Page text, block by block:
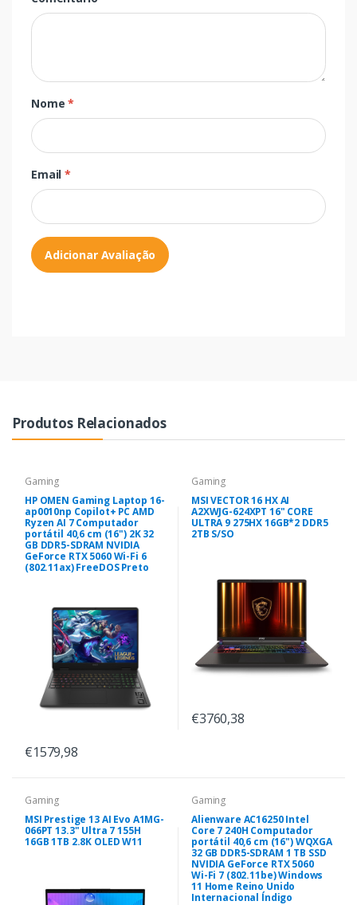
Nome*
Email*
Adicionar Avaliação
Produtos Relacionados
Gaming
HP OMEN Gaming Laptop 16-
ap0010np Copilot+ PC AMD
Ryzen AI 7 Computador
portátil 40,6 cm (16") 2K 32
GB DDR5-SDRAM NVIDIA
GeForce RTX 5060 Wi-Fi 6
(802.11ax) FreeDOS Preto
€1579,98
Gaming
MSI VECTOR 16 HX AI
A2XWJG-624XPT 16" CORE
ULTRA 9 275HX 16GB*2 DDR5
2TB S/SO
€3760,38
Gaming
MSI Prestige 13 AI Evo A1MG-
066PT 13.3" Ultra 7 155H
16GB 1TB 2.8K OLED W11
Gaming
Alienware AC16250 Intel
Core 7 240H Computador
portátil 40,6 cm (16") WQXGA
32 GB DDR5-SDRAM 1 TB SSD
NVIDIA GeForce RTX 5060
Wi-Fi 7 (802.11be) Windows
11 Home Reino Unido
Internacional Índigo